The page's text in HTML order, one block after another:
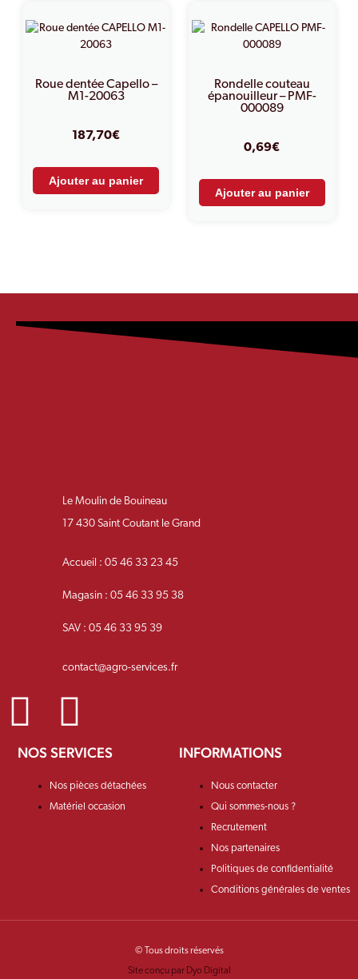
Roue dentée Capello –
M1-20063
187,70€
Ajouter au panier
Rondelle couteau
épanouilleur – PMF-
000089
0,69€
Ajouter au panier
Le Moulin de Bouineau
17 430 Saint Coutant le Grand
Accueil : 05 46 33 23 45
Magasin : 05 46 33 95 38
SAV : 05 46 33 95 39
contact@agro-services.fr
NOS SERVICES
Nos pièces détachées
Matériel occasion
INFORMATIONS
Nous contacter
Qui sommes-nous ?
Recrutement
Nos partenaires
Politiques de confidentialité
Conditions générales de ventes
© Tous droits réservés
Site conçu par Dyo Digital